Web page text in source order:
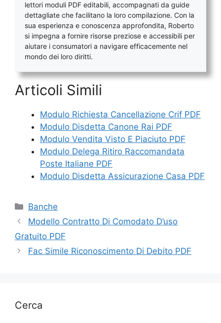
lettori moduli PDF editabili, accompagnati da guide
dettagliate che facilitano la loro compilazione. Con la
sua esperienza e conoscenza approfondita, Roberto
si impegna a fornire risorse preziose e accessibili per
aiutare i consumatori a navigare efficacemente nel
mondo dei loro diritti.
Articoli Simili
Modulo Richiesta Cancellazione Crif PDF
Modulo Disdetta Canone Rai PDF
Modulo Vendita Visto E Piaciuto PDF
Modulo Delega Ritiro Raccomandata
Poste Italiane PDF
Modulo Disdetta Assicurazione Casa PDF
Categorie
Banche
Modello Contratto Di Comodato D’uso
Gratuito PDF
Fac Simile Riconoscimento Di Debito PDF
Cerca